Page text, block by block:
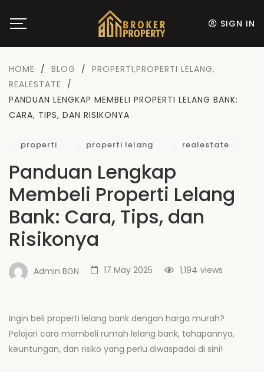
SIGN IN
HOME / BLOG / PROPERTI,PROPERTI LELANG,
REALESTATE
/
PANDUAN LENGKAP MEMBELI PROPERTI LELANG BANK:
CARA, TIPS, DAN RISIKONYA
properti properti lelang realestate
Panduan Lengkap
Membeli Properti Lelang
Bank: Cara, Tips, dan
Risikonya
Admin BGN 17 May 2025 views
1,194
Ingin beli properti lelang bank dengan harga murah?
Pelajari cara membeli rumah lelang bank, tahapannya,
keuntungan, dan risiko yang perlu diwaspadai di sini!